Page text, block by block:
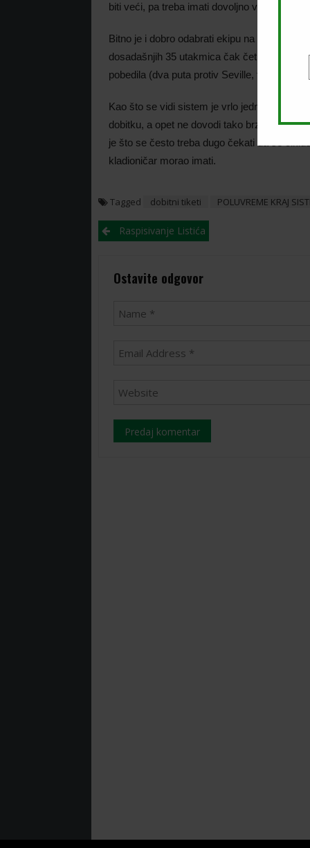
biti veći, pa treba imati dovoljno veliku
Bitno je i dobro odabrati ekipu na koju ćemo
dosadašnjih 35 utakmica čak četiri puta
pobedila (dva puta protiv Seville, te po
Kao što se vidi sistem je vrlo jednostavan.
dobitku, a opet ne dovodi tako brzo do
je što se često treba dugo čekati da se
kladioničar morao imati.
Tagged dobitni tiketi POLUVREME KRAJ
PostRaspisivanje Listića
Ostavite odgovor